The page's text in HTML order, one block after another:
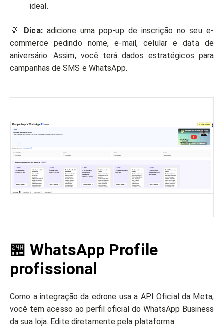
ideal.
💡 Dica:adicione uma pop-up de inscrição no seu e-
commerce pedindo nome, e-mail, celular e data de
aniversário. Assim, você terá dados estratégicos para
campanhas de SMS e WhatsApp.
🏪 WhatsApp Profile
profissional
Como a integração da edrone usa a API Oficial da Meta,
você tem acesso ao perfil oficial do WhatsApp Business
da sua loja. Edite diretamente pela plataforma: